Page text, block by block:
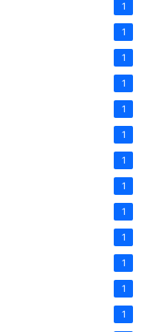
1
1
1
1
1
1
1
1
1
1
1
1
1